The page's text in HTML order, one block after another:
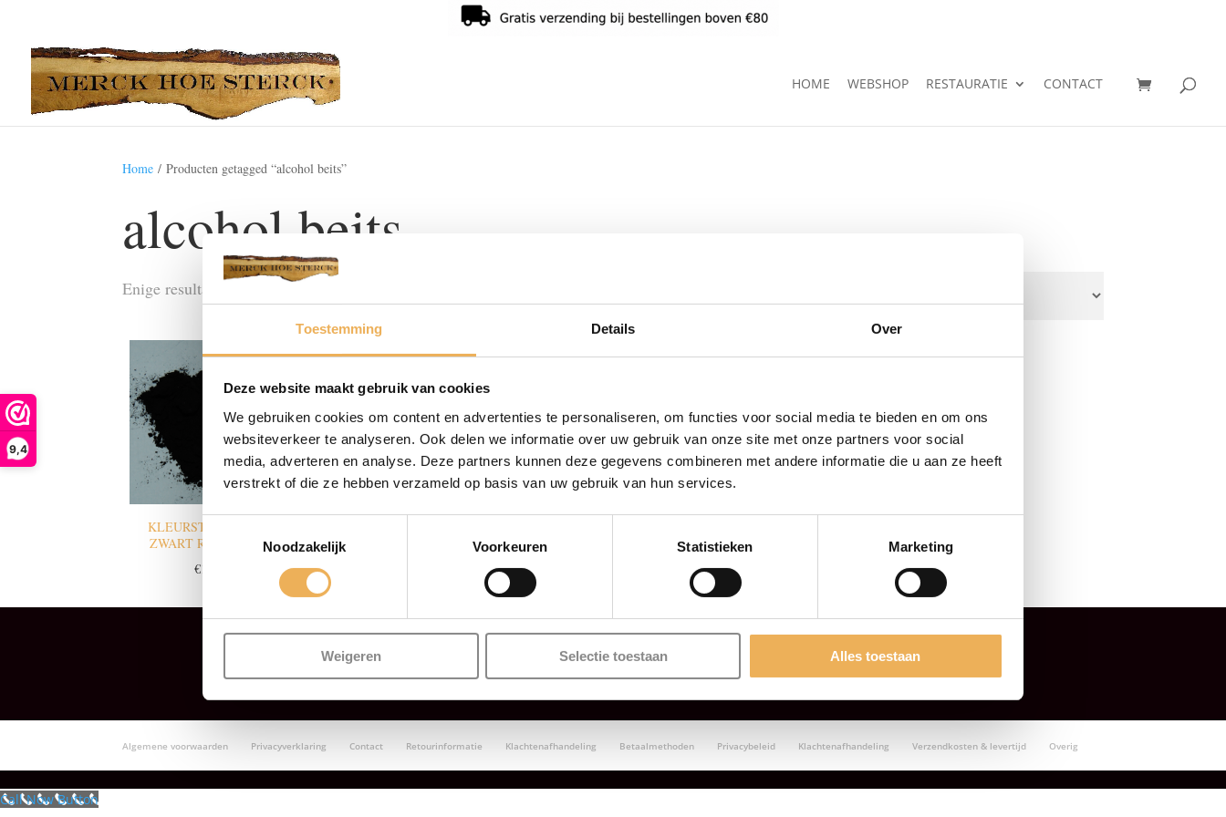
Toestemming Details Over
Deze website maakt gebruik van cookies
We gebruiken cookies om content en advertenties te personaliseren, om functies voor social media te bieden en om ons
websiteverkeer te analyseren. Ook delen we informatie over uw gebruik van onze site met onze partners voor social
media, adverteren en analyse. Deze partners kunnen deze gegevens combineren met andere informatie die u aan ze heeft
verstrekt of die ze hebben verzameld op basis van uw gebruik van hun services.
Toestemmingsselectie
Noodzakelijk
Voorkeuren Statistieken Marketing
Weigeren Selectie toestaan Alles toestaan
9,4
HOME WEBSHOP RESTAURATIE CONTACT
Home / Producten getagged “alcohol beits”
alcohol beits
Enige resultaat
KLEURSTOF ORASOL
ZWART RLI 10 GRAM
€
Algemene voorwaarden Privacyverklaring Contact Retourinformatie Klachtenafhandeling Betaalmethoden Privacybeleid Klachtenafhandeling Verzendkosten & levertijd Overig
Call Now Button